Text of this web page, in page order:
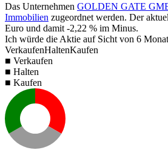
Das Unternehmen GOLDEN GATE
Immobilien zugeordnet werden. Der
Euro und damit -2,22 % im Minus.
Ich würde die Aktie auf Sicht von 6
VerkaufenHaltenKaufen
■ Verkaufen
■ Halten
■ Kaufen